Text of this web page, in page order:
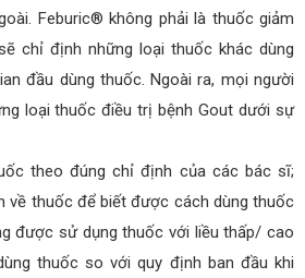
Feburic® không phải là thuốc giảm
chỉ định những loại thuốc khác dùng
đầu dùng thuốc. Ngoài ra, mọi người
loại thuốc điều trị bệnh Gout dưới sự
theo đúng chỉ định của các bác sĩ;
về thuốc để biết được cách dùng thuốc
được sử dụng thuốc với liều thấp/ cao
thuốc so với quy định ban đầu khi